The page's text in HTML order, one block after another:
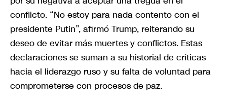
conflicto. “No estoy para nada contento con el
presidente Putin”, afirmó Trump, reiterando su
deseo de evitar más muertes y conflictos. Estas
declaraciones se suman a su historial de críticas
hacia el liderazgo ruso y su falta de voluntad para
comprometerse con procesos de paz.